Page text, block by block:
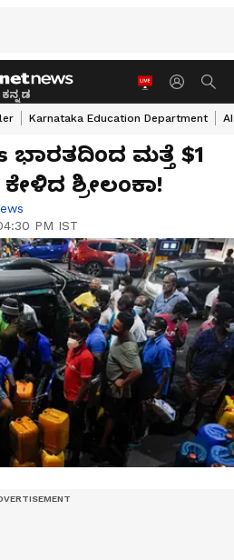
ಕನ್ನಡ
Karnataka Education Department
ಭಾರತದಿಂದ ಮತ್ತೆ $1
ಶ್ರೀಲಂಕಾ!
PM IST